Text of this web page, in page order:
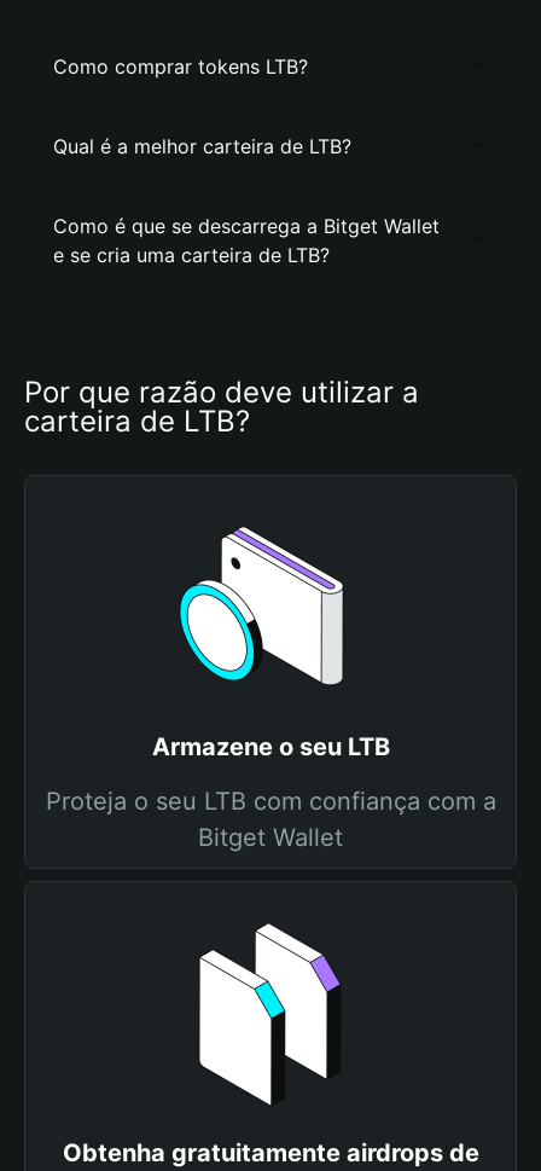
Como comprar tokens LTB?
Qual é a melhor carteira de LTB?
Como é que se descarrega a Bitget Wallet
e se cria uma carteira de LTB?
Por que razão deve utilizar a
carteira de LTB?
Armazene o seu LTB
Proteja o seu LTB com confiança com a
Bitget Wallet
Obtenha gratuitamente airdrops de